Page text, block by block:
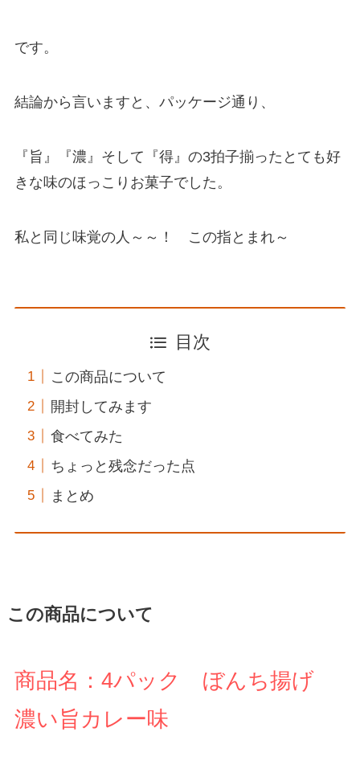
です。
結論から言いますと、パッケージ通り、
『旨』『濃』そして『得』の3拍子揃ったとても好
きな味のほっこりお菓子でした。
私と同じ味覚の人～～！ この指とまれ～
目次
この商品について
開封してみます
食べてみた
ちょっと残念だった点
まとめ
この商品について
商品名：4パック ぼんち揚げ
濃い旨カレー味